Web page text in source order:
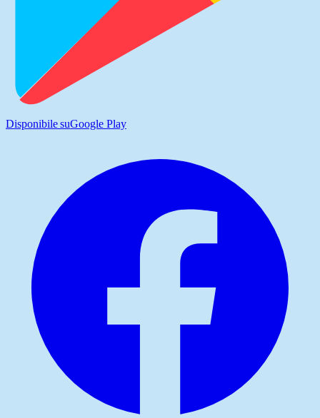
Disponibile suGoogle Play